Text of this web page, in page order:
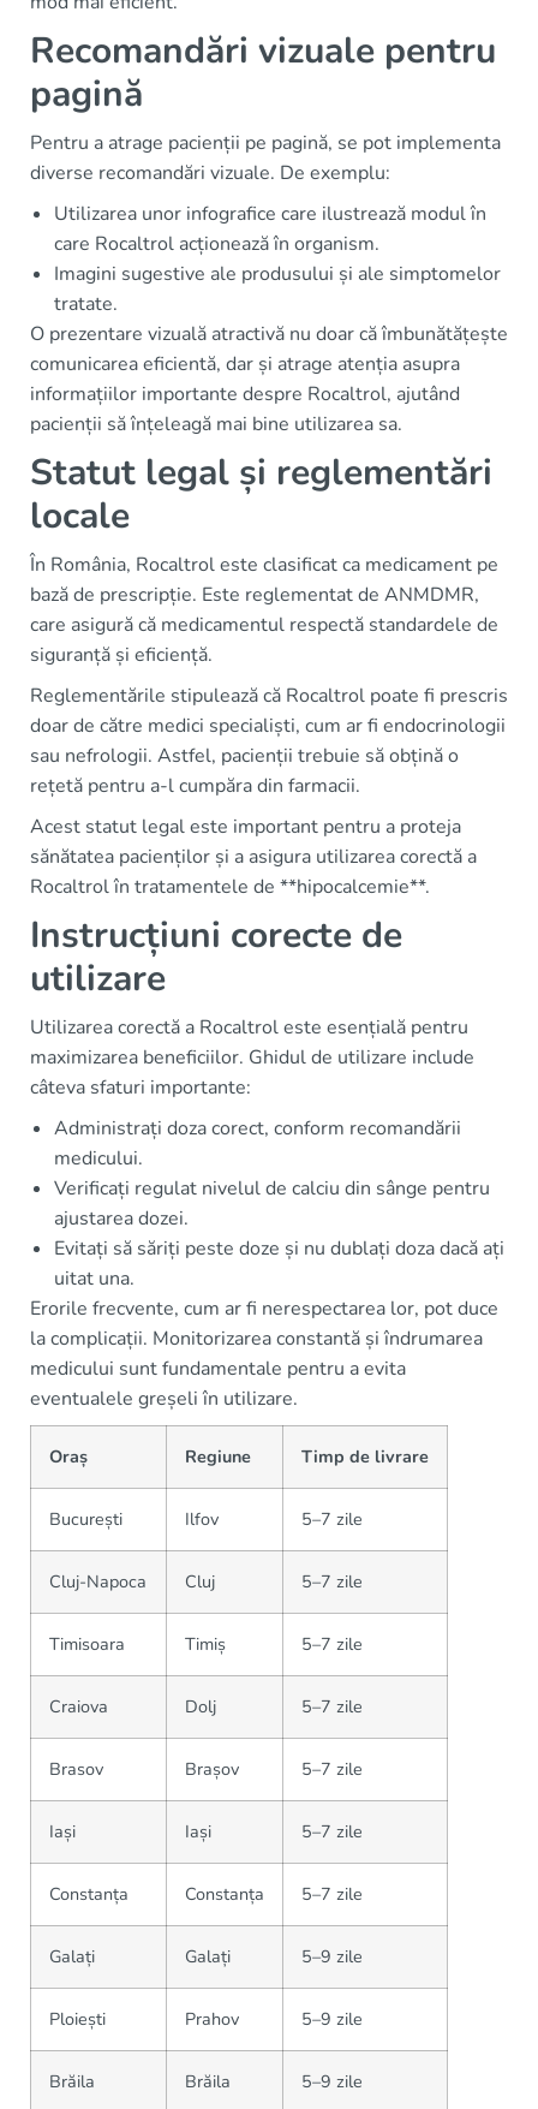
Recomandări vizuale pentru
pagină
Pentru a atrage pacienții pe pagină, se pot implementa
diverse recomandări vizuale. De exemplu:
Utilizarea unor infografice care ilustrează modul în
care Rocaltrol acționează în organism.
Imagini sugestive ale produsului și ale simptomelor
tratate.
O prezentare vizuală atractivă nu doar că îmbunătățește
comunicarea eficientă, dar și atrage atenția asupra
informațiilor importante despre Rocaltrol, ajutând
pacienții să înțeleagă mai bine utilizarea sa.
Statut legal și reglementări
locale
În România, Rocaltrol este clasificat ca medicament pe
bază de prescripție. Este reglementat de ANMDMR,
care asigură că medicamentul respectă standardele de
siguranță și eficiență.
Reglementările stipulează că Rocaltrol poate fi prescris
doar de către medici specialiști, cum ar fi endocrinologii
sau nefrologii. Astfel, pacienții trebuie să obțină o
rețetă pentru a-l cumpăra din farmacii.
Acest statut legal este important pentru a proteja
sănătatea pacienților și a asigura utilizarea corectă a
Rocaltrol în tratamentele de **hipocalcemie**.
Instrucțiuni corecte de
utilizare
Utilizarea corectă a Rocaltrol este esențială pentru
maximizarea beneficiilor. Ghidul de utilizare include
câteva sfaturi importante:
Administrați doza corect, conform recomandării
medicului.
Verificați regulat nivelul de calciu din sânge pentru
ajustarea dozei.
Evitați să săriți peste doze și nu dublați doza dacă ați
uitat una.
Erorile frecvente, cum ar fi nerespectarea lor, pot duce
la complicații. Monitorizarea constantă și îndrumarea
medicului sunt fundamentale pentru a evita
eventualele greșeli în utilizare.
Oraș Regiune Timp de livrare
București Ilfov 5–7 zile
Cluj-Napoca Cluj 5–7 zile
Timisoara Timiș 5–7 zile
Craiova Dolj 5–7 zile
Brasov Brașov 5–7 zile
Iași Iași 5–7 zile
Constanța Constanța 5–7 zile
Galați Galați 5–9 zile
Ploiești Prahov 5–9 zile
Brăila Brăila 5–9 zile